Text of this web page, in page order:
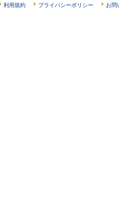
利用規約 プライバシーポリシー お問